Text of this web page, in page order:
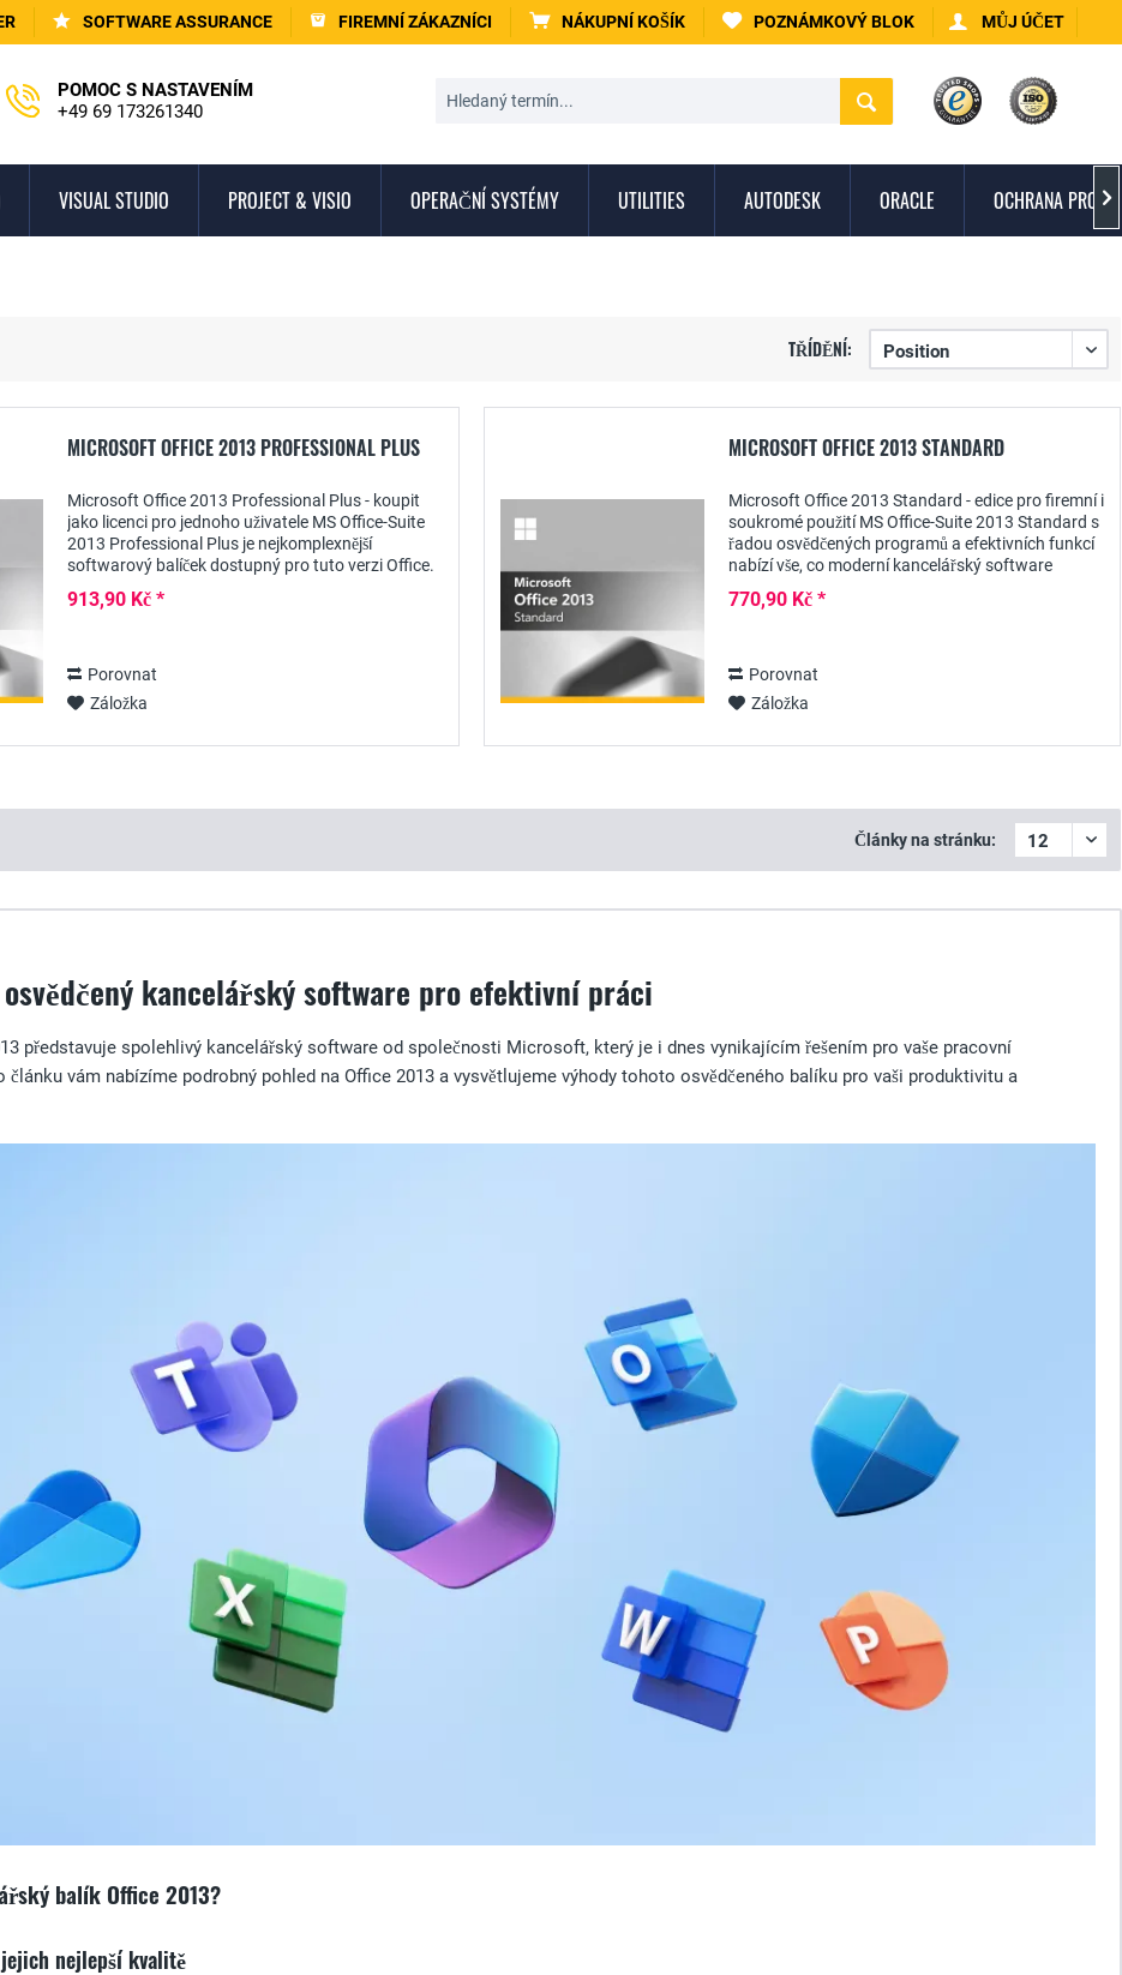
SOFTWARE ASSURANCE FIREMNÍ ZÁKAZNÍCI NÁKUPNÍ KOŠÍK POZNÁMKOVÝ BLOK MŮJ ÚČET
POMOC S NASTAVENÍM
+49 69 173261340
VISUAL STUDIO PROJECT & VISIO OPERAČNÍ SYSTÉMY UTILITIES AUTODESK ORACLE OCHRANA PROTI

TŘÍDĚNÍ:
MICROSOFT OFFICE 2013 PROFESSIONAL PLUS
Microsoft Office 2013 Professional Plus - koupit
jako licenci pro jednoho uživatele MS Office-Suite
2013 Professional Plus je nejkomplexnější
softwarový balíček dostupný pro tuto verzi Office.
913,90 Kč *
Porovnat
Záložka
MICROSOFT OFFICE 2013 STANDARD
Microsoft Office 2013 Standard - edice pro firemní i
soukromé použití MS Office-Suite 2013 Standard s
řadou osvědčených programů a efektivních funkcí
nabízí vše, co moderní kancelářský software
770,90 Kč *
Porovnat
Záložka
Články na stránku:
kancelářský software pro efektivní práci
představuje spolehlivý kancelářský software od společnosti Microsoft, který je i dnes vynikajícím řešením pro vaše pracovní
článku vám nabízíme podrobný pohled na Office 2013 a vysvětlujeme výhody tohoto osvědčeného balíku pro vaši produktivitu a
balík Office 2013?
nejlepší kvalitě